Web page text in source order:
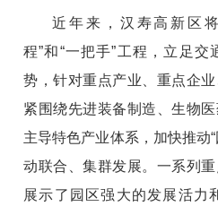
近年来，汉寿高新区
程”和“一把手”工程，立足
势，针对重点产业、重点企
紧围绕先进装备制造、生物
主导特色产业体系，加快推动
动联合、集群发展。一系列
展示了园区强大的发展活力